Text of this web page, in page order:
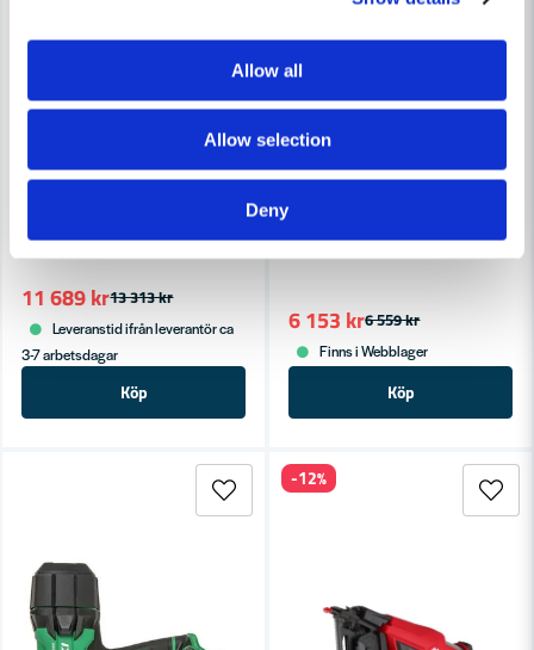
Allow all
Allow selection
Deny
Milwaukee M18 FRCN45-302X Pappspikpistol 18V (2x3,0ah)
13 313 kr
11 689 kr
Leveranstid ifrån leverantör ca
3-7 arbetsdagar
Köp
HiKOKI NT1850DDA
6 559 kr
6 153 kr
Finns i Webblager
Köp
-12%